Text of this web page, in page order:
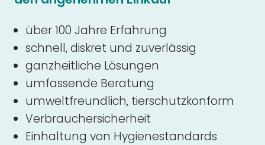
über 100 Jahre Erfahrung
schnell, diskret und zuverlässig
ganzheitliche Lösungen
umfassende Beratung
umweltfreundlich, tierschutzkonform
Verbrauchersicherheit
Einhaltung von Hygienestandards